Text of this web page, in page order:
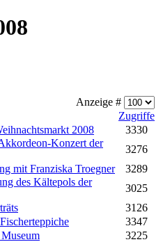
Anzeige #
Zugriffe
2008
3330
Konzert der
3276
mit Franziska Troegner
3289
des Kältepols der
3025
3126
3347
3225